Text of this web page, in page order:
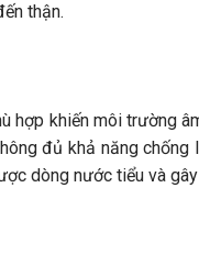
thận.
hợp khiến môi trường
đủ khả năng chống
dòng nước tiểu và